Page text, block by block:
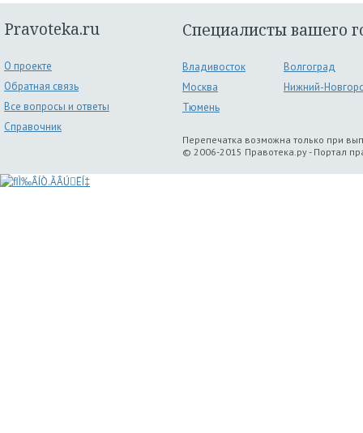
Pravoteka.ru
О проекте
Обратная связь
Все вопросы и ответы
Справочник
Специалисты вашего
Владивосток
Волгоград
Москва
Нижний-
Тюмень
Перепечатка возможна только при
© 2006-2015 Правотека.ру - Портал